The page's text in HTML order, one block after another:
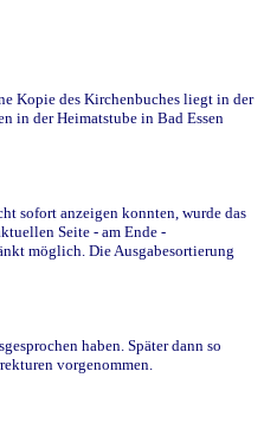
Kopie des Kirchenbuches liegt in der
in der Heimatstube in Bad Essen
sofort anzeigen konnten, wurde das
Seite - am Ende -
möglich. Die Ausgabesortierung
haben. Später dann so
vorgenommen.